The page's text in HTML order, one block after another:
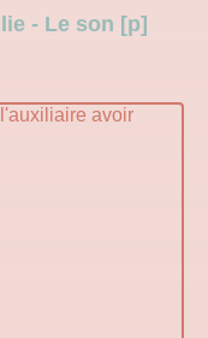
- Le son [p]